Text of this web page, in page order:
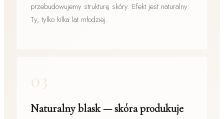
przebudowujemy strukturę skóry. Efekt jest naturalny:
Ty, tylko kilka lat młodziej.
03
Naturalny blask — skóra produkuje